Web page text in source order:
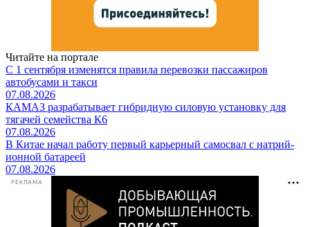
Читайте на портале
С 1 сентября изменятся правила перевозки пассажиров
автобусами и такси
07.08.2026
КАМАЗ разрабатывает гибридную силовую установку для
тягачей семейства К6
07.08.2026
В Китае начал работу первый карьерный самосвал с натрий-
ионной батареей
07.08.2026
РЕКЛАМА